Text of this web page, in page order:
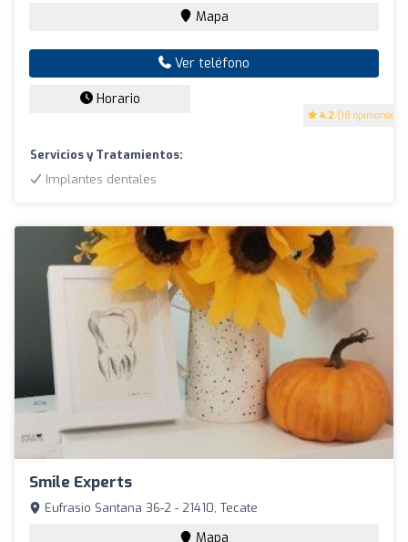
4.2 (18 opiniones)
Mapa
Ver teléfono
Horario
Servicios y Tratamientos:
Implantes dentales
Smile Experts
Eufrasio Santana 36-2 - 21410, Tecate
Mapa